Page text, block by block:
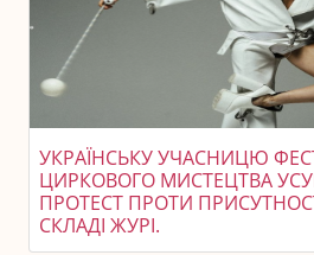
УКРАЇНСЬКУ УЧАСНИЦЮ
ЦИРКОВОГО МИСТЕЦТВА
ПРОТЕСТ ПРОТИ
СКЛАДІ ЖУРІ.